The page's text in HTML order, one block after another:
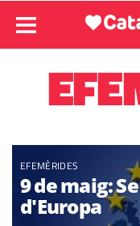
EFEMÈRIDES
9 de maig:
d'Europa